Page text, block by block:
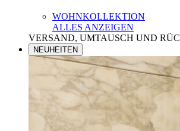
WOHNKOLLEKTION
ALLES ANZEIGEN
VERSAND, UMTAUSCH UND
NEUHEITEN